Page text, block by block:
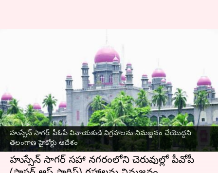
హుస్సేన్ సాగర్: పీఓపీ వినాయకుడి విగ్రహాలను నిమజ్జనం చేయొద్దని
తెలంగాణ హైకోర్టు ఆదేశం
పీఓపీ వినాయకుడి విగ్రహాల నిమజ్జనంపై
హైకోర్టు ఆంక్షలు.. అలాంటి చోట్ల
చేయొద్దని ఆదేశం
TEJAVYAS BESTHA Sep 25, 2023 03:23 pm
ఈ వార్తాకథనం ఏంటి
వినాయకుడి విగ్రహాల నిమజ్జనంపై తెలంగాణహైకోర్టు
కీలక ఆదేశాలు జారీ చేసింది.
హుస్సేన్‌ సాగర్‌ సహా నగరంలోని చెరువుల్లో పీవోపీ